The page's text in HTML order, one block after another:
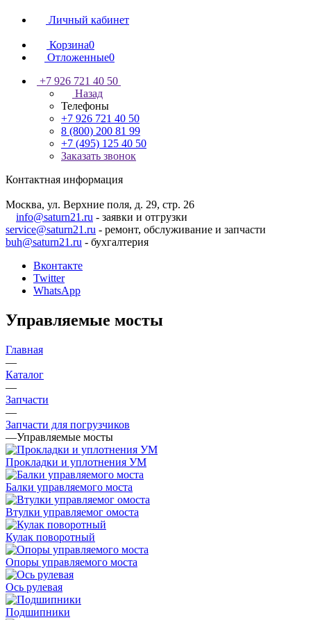
Личный кабинет
Корзина0
Отложенные0
+7 926 721 40 50
Назад
Телефоны
+7 926 721 40 50
8 (800) 200 81 99
+7 (495) 125 40 50
Заказать звонок
Контактная информация
Москва, ул. Верхние поля, д. 29, стр. 26
info@saturn21.ru - заявки и отгрузки
service@saturn21.ru - ремонт, обслуживание и запчасти
buh@saturn21.ru - бухгалтерия
Вконтакте
Twitter
WhatsApp
Управляемые мосты
Главная
—
Каталог
—
Запчасти
—
Запчасти для погрузчиков
—Управляемые мосты
Прокладки и уплотнения УМ
Балки управляемого моста
Втулки управляемог омоста
Кулак поворотный
Опоры управляемого моста
Ось рулевая
Подшипники